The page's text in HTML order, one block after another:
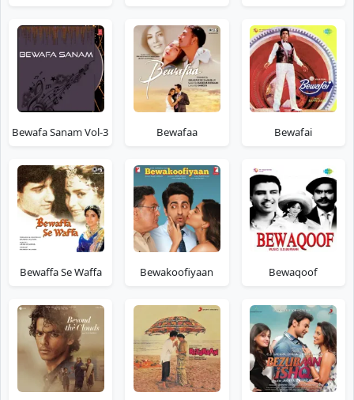
Bewafa Sanam Vol-3 Bewafaa Bewafai
Bewaffa Se Waffa Bewakoofiyaan Bewaqoof